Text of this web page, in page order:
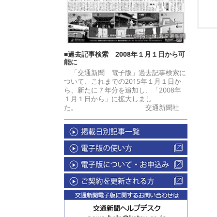
■過去記事検索 2008年１月１日から可
能に
「交通新聞 電子版」過去記事検索に
ついて、これまでの2015年１月１日か
ら、新たに７年分を追加し、「2008年
１月１日から」に拡大しまし
た。 交通新聞社